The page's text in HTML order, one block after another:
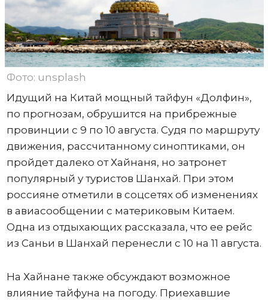
Фото: unsplash
Идущий на Китай мощный тайфун «Долфин»,
по прогнозам, обрушится на прибрежные
провинции с 9 по 10 августа. Судя по маршруту
движения, рассчитанному синоптиками, он
пройдет далеко от Хайнаня, но затронет
популярный у туристов Шанхай. При этом
россияне отметили в соцсетях об изменениях
в авиасообщении с материковым Китаем.
Одна из отдыхающих рассказала, что ее рейс
из Саньи в Шанхай перенесли с 10 на 11 августа.
На Хайнане также обсуждают возможное
влияние тайфуна на погоду. Приехавшие